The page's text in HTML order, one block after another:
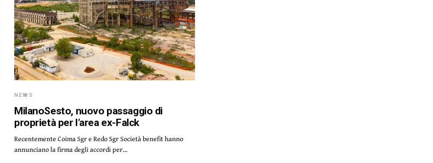
NEWS
MilanoSesto, nuovo passaggio di
proprietà per l’area ex-Falck
Recentemente Coima Sgr e Redo Sgr Società benefit hanno
annunciano la firma degli accordi per…